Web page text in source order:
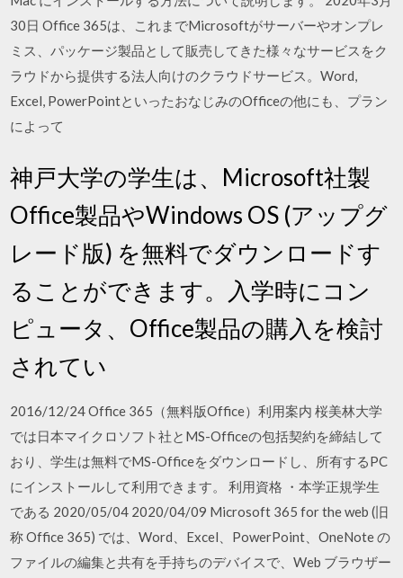
30日 Office 365は、これまでMicrosoftがサーバーやオンプレ
ミス、パッケージ製品として販売してきた様々なサービスをク
ラウドから提供する法人向けのクラウドサービス。Word,
Excel, PowerPointといったおなじみのOfficeの他にも、プラン
によって
神戸大学の学生は、Microsoft社製
Office製品やWindows OS (アップグ
レード版) を無料でダウンロードす
ることができます。入学時にコン
ピュータ、Office製品の購入を検討
されてい
2016/12/24 Office 365（無料版Office）利用案内 桜美林大学
では日本マイクロソフト社とMS-Officeの包括契約を締結して
おり、学生は無料でMS-Officeをダウンロードし、所有するPC
にインストールして利用できます。 利用資格 ・本学正規学生
である 2020/05/04 2020/04/09 Microsoft 365 for the web (旧
称 Office 365) では、Word、Excel、PowerPoint、OneNote の
ファイルの編集と共有を手持ちのデバイスで、Web ブラウザー